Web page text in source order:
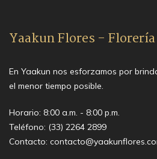
Yaakun Flores -
En Yaakun nos esforzamos por
el menor tiempo posible.
Horario: 8:00 a.m. - 8:00 p.m.
Teléfono: (33) 2264 2899
Contacto: